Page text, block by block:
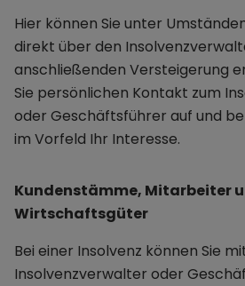
Hier können Sie unter
direkt über den
anschließenden Versteigerung
Sie persönlichen Kontakt zum
oder Geschäftsführer auf und
im Vorfeld Ihr Interesse.
Kundenstämme, Mitarbeiter
Wirtschaftsgüter
Bei einer Insolvenz können Sie
Insolvenzverwalter oder